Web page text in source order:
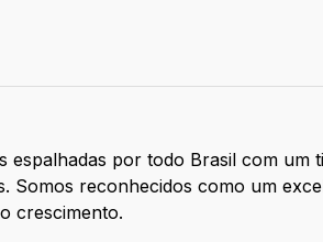
espalhadas por todo Brasil com
Somos reconhecidos como um
crescimento.